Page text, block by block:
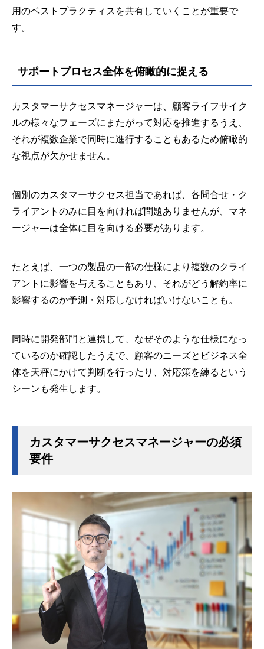
用のベストプラクティスを共有していくことが重要で
す。
サポートプロセス全体を俯瞰的に捉える
カスタマーサクセスマネージャーは、顧客ライフサイク
ルの様々なフェーズにまたがって対応を推進するうえ、
それが複数企業で同時に進行することもあるため俯瞰的
な視点が欠かせません。
個別のカスタマーサクセス担当であれば、各問合せ・ク
ライアントのみに目を向ければ問題ありませんが、マネ
ージャ―は全体に目を向ける必要があります。
たとえば、一つの製品の一部の仕様により複数のクライ
アントに影響を与えることもあり、それがどう解約率に
影響するのか予測・対応しなければいけないことも。
同時に開発部門と連携して、なぜそのような仕様になっ
ているのか確認したうえで、顧客のニーズとビジネス全
体を天秤にかけて判断を行ったり、対応策を練るという
シーンも発生します。
カスタマーサクセスマネージャーの必須
要件